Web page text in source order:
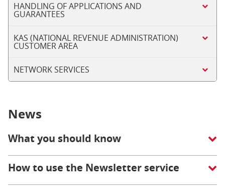
HANDLING OF APPLICATIONS AND
GUARANTEES
KAS (NATIONAL REVENUE ADMINISTRATION)
CUSTOMER AREA
NETWORK SERVICES
News
What you should know
How to use the Newsletter service